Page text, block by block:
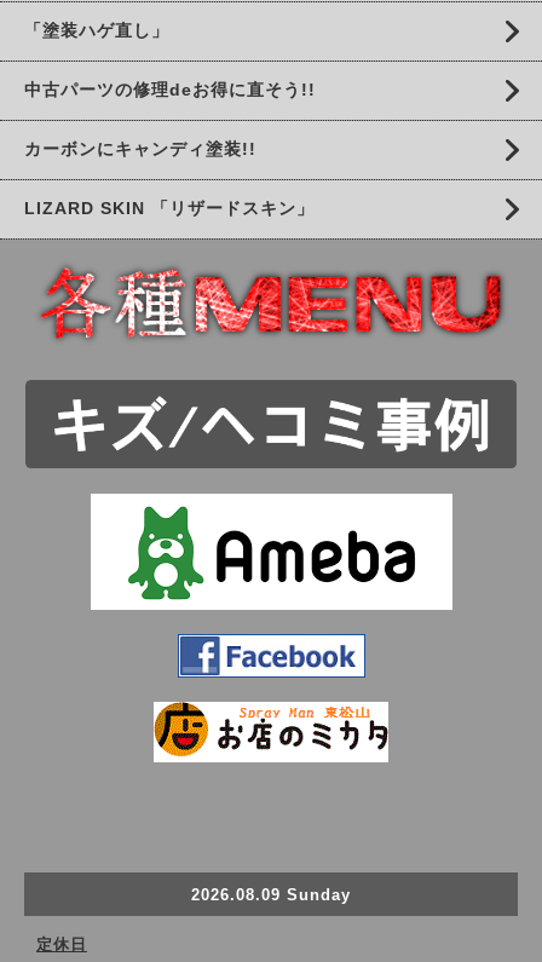
「塗装ハゲ直し」
中古パーツの修理deお得に直そう!!
カーボンにキャンディ塗装!!
LIZARD SKIN 「リザードスキン」
2026.08.09 Sunday
定休日